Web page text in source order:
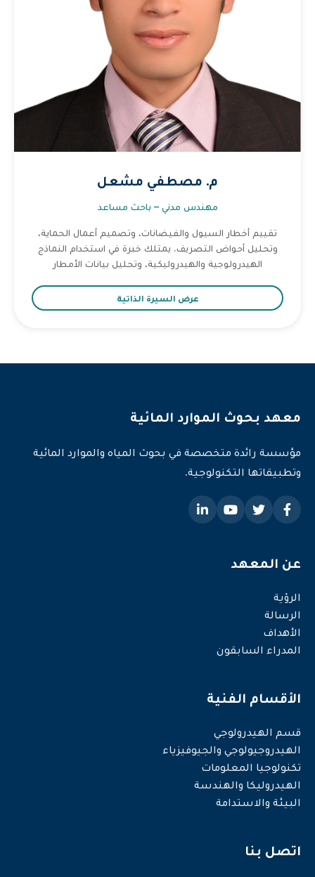
م. مصطفي مشعل
مهندس مدني – باحث مساعد
تقييم أخطار السيول والفيضانات، وتصميم أعمال الحماية،
وتحليل أحواض التصريف. يمتلك خبرة في استخدام النماذج
الهيدرولوجية والهيدروليكية، وتحليل بيانات الأمطار
عرض السيرة الذاتية
معهد بحوث الموارد المائية
مؤسسة رائدة متخصصة في بحوث المياه والموارد المائية
وتطبيقاتها التكنولوجية.
عن المعهد
الرؤية
الرسالة
الأهداف
المدراء السابقون
الأقسام الفنية
قسم الهيدرولوجي
الهيدروجيولوجي والجيوفيزياء
تكنولوجيا المعلومات
الهيدروليكا والهندسة
البيئة والاستدامة
اتصل بنا